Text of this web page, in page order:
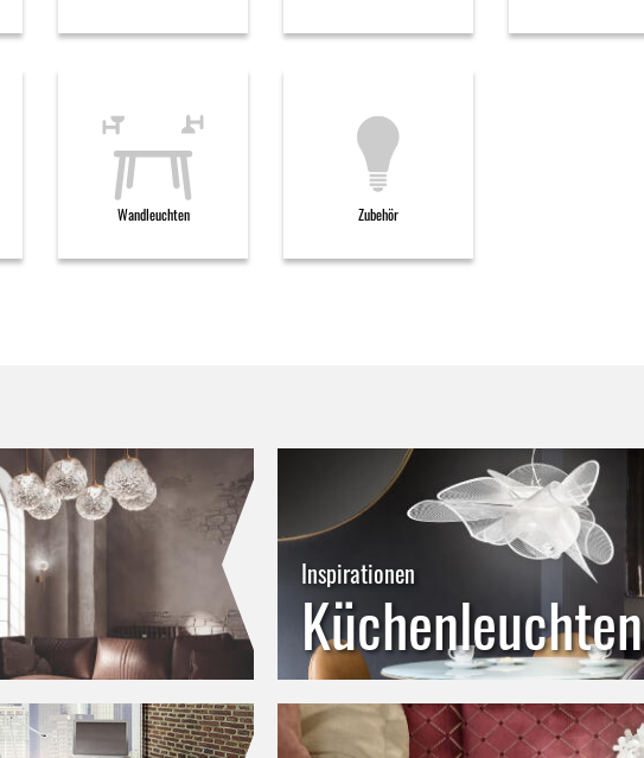
Wandleuchten Zubehör
Inspirationen
Küchenleuchten